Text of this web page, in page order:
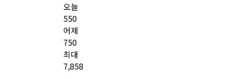
오늘
550
어제
750
최대
7,858